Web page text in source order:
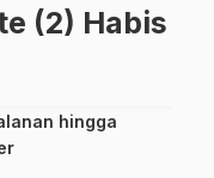
(2) Habis
hingga